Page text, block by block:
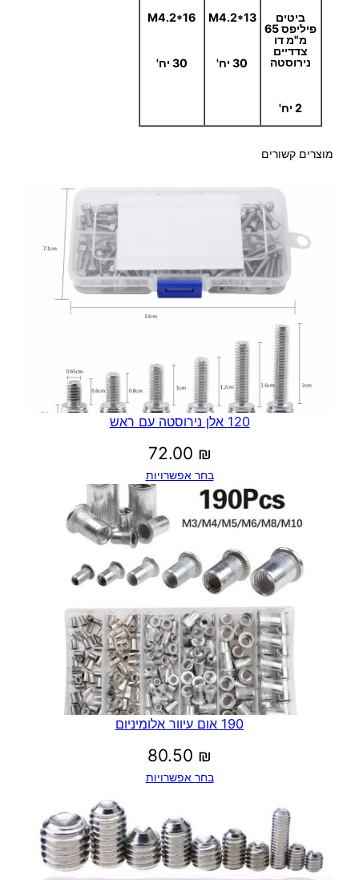
ביטים
פיליפס 65
מ"מ דו
צדדיים
נירוסטה
2 יח'
M4.2*13
30 יח'
M4.2*16
30 יח'
מוצרים קשורים
120 אלן נירוסטה עם ראש
72.00 ₪
בחר אפשרויות
190 אום עיוור אלומיניום
80.50 ₪
בחר אפשרויות